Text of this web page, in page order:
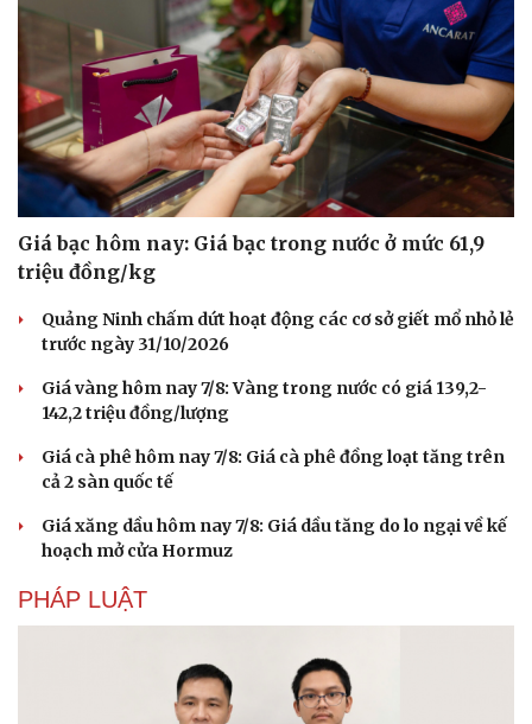
Giá bạc hôm nay: Giá bạc trong nước ở mức 61,9
triệu đồng/kg
Quảng Ninh chấm dứt hoạt động các cơ sở giết mổ nhỏ lẻ
trước ngày 31/10/2026
Giá vàng hôm nay 7/8: Vàng trong nước có giá 139,2-
142,2 triệu đồng/lượng
Giá cà phê hôm nay 7/8: Giá cà phê đồng loạt tăng trên
cả 2 sàn quốc tế
Giá xăng dầu hôm nay 7/8: Giá dầu tăng do lo ngại về kế
hoạch mở cửa Hormuz
PHÁP LUẬT